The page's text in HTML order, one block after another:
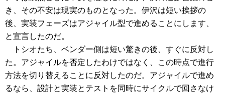
き、その不安は現実のものとなった。伊沢は短い挨拶の
後、実装フェーズはアジャイル型で進めることにします、
と宣言したのだ。
トシオたち、ベンダー側は短い驚きの後、すぐに反対し
た。アジャイルを否定したわけではなく、この時点で進行
方法を切り替えることに反対したのだ。アジャイルで進め
るなら、設計と実装とテストを同時にサイクルで回さなけ